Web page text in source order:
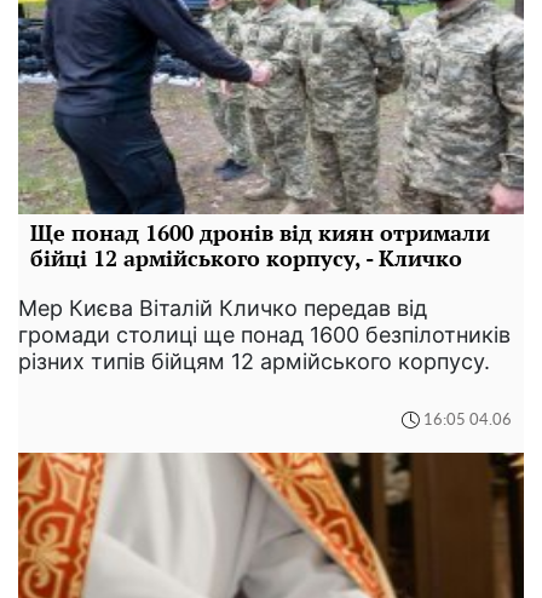
Ще понад 1600 дронів від киян отримали
бійці 12 армійського корпусу, - Кличко
Мер Києва Віталій Кличко передав від
громади столиці ще понад 1600 безпілотників
різних типів бійцям 12 армійського корпусу.
16:05 04.06